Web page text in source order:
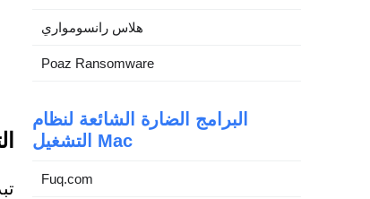
هلاس رانسومواري
Poaz Ransomware
البرامج الضارة الشائعة لنظام
التشغيل Mac
Fuq.com